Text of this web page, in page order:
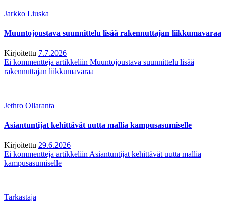
Jarkko Liuska
Muuntojoustava suunnittelu lisää rakennuttajan liikkumavaraa
Kirjoitettu 7.7.2026
Ei kommentteja artikkeliin Muuntojoustava suunnittelu lisää
rakennuttajan liikkumavaraa
Jethro Ollaranta
Asiantuntijat kehittävät uutta mallia kampusasumiselle
Kirjoitettu 29.6.2026
Ei kommentteja artikkeliin Asiantuntijat kehittävät uutta mallia
kampusasumiselle
Tarkastaja